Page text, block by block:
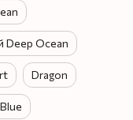
Deep Ocean
Dragon